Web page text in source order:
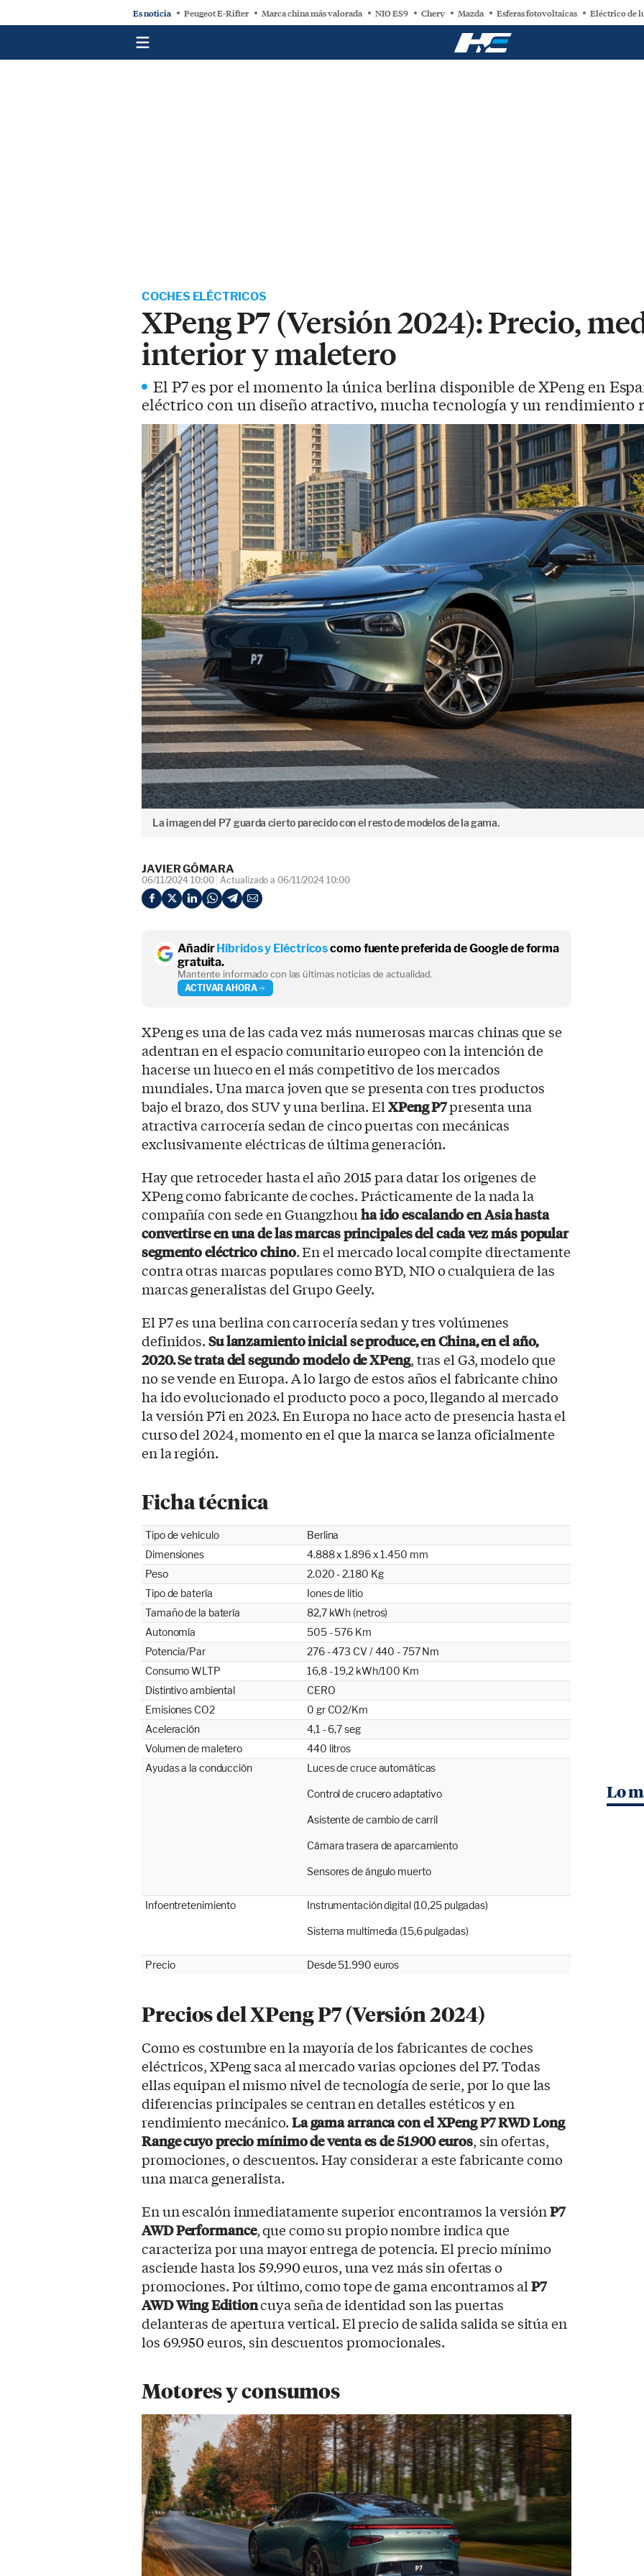
Es noticia Peugeot E-Rifter Marca china más valorada NIO ES9 Chery Mazda Esferas fotovoltaicas Eléctrico de
COCHES ELÉCTRICOS
XPeng P7 (Versión 2024): Precio,
interior y maletero
El P7 es por el momento la única berlina disponible de XPeng en
eléctrico con un diseño atractivo, mucha tecnología y un rendimiento
La imagen del P7 guarda cierto parecido con el resto de modelos de la gama.
JAVIER GÓMARA
06/11/2024 10:00 Actualizado a 06/11/2024 10:00
Añadir Híbridos y Eléctricoscomo fuente preferida de Google de forma
gratuita.
Mantente informado con las últimas noticias de actualidad.
ACTIVAR AHORA
XPeng es una de las cada vez más numerosas marcas chinas que se
adentran en el espacio comunitario europeo con la intención de
hacerse un hueco en el más competitivo de los mercados
mundiales. Una marca joven que se presenta con tres productos
bajo el brazo, dos SUV y una berlina. ElXPeng P7presenta una
atractiva carrocería sedan de cinco puertas con mecánicas
exclusivamente eléctricas de última generación.
Hay que retroceder hasta el año 2015 para datar los origenes de
XPeng como fabricante de coches. Prácticamente de la nada la
compañía con sede en Guangzhouha ido escalando en Asia hasta
convertirse en una de las marcas principales del cada vez más popular
segmento eléctrico chino. En el mercado local compite directamente
contra otras marcas populares como BYD, NIO o cualquiera de las
marcas generalistas del Grupo Geely.
El P7 es una berlina con carrocería sedan y tres volúmenes
definidos.Su lanzamiento inicial se produce, en China, en el año,
2020. Se trata del segundo modelo de XPeng, tras el G3, modelo que
no se vende en Europa. A lo largo de estos años el fabricante chino
ha ido evolucionado el producto poco a poco, llegando al mercado
la versión P7i en 2023. En Europa no hace acto de presencia hasta el
curso del 2024, momento en el que la marca se lanza oficialmente
en la región.
Ficha técnica
Tipo de vehículo
Berlina
Dimensiones
4.888 x 1.896 x 1.450 mm
Peso
2.020 - 2.180 Kg
Tipo de batería
Iones de litio
Tamaño de la batería
82,7 kWh (netros)
Autonomía
505 - 576 Km
Potencia/Par
276 - 473 CV / 440 - 757 Nm
Consumo WLTP
16,8 - 19,2 kWh/100 Km
Distintivo ambiental
CERO
Emisiones CO2
0 gr CO2/Km
Aceleración
4,1 - 6,7 seg
Volumen de maletero
440 litros
Ayudas a la conducción
Luces de cruce automáticas
Control de crucero adaptativo
Asistente de cambio de carril
Cámara trasera de aparcamiento
Sensores de ángulo muerto
Infoentretenimiento Instrumentación digital (10,25 pulgadas)
Sistema multimedia (15,6 pulgadas)
Precio Desde 51.990 euros
Precios del XPeng P7 (Versión 2024)
Como es costumbre en la mayoría de los fabricantes de coches
eléctricos, XPeng saca al mercado varias opciones del P7. Todas
ellas equipan el mismo nivel de tecnología de serie, por lo que las
diferencias principales se centran en detalles estéticos y en
rendimiento mecánico.La gama arranca con el XPeng P7 RWD Long
Range cuyo precio mínimo de venta es de 51.900 euros, sin ofertas,
promociones, o descuentos. Hay considerar a este fabricante como
una marca generalista.
En un escalón inmediatamente superior encontramos la versiónP7
AWD Performance, que como su propio nombre indica que
caracteriza por una mayor entrega de potencia. El precio mínimo
asciende hasta los 59.990 euros, una vez más sin ofertas o
promociones. Por último, como tope de gama encontramos alP7
AWD Wing Editioncuya seña de identidad son las puertas
delanteras de apertura vertical. El precio de salida salida se sitúa en
los 69.950 euros, sin descuentos promocionales.
Motores y consumos
Lo